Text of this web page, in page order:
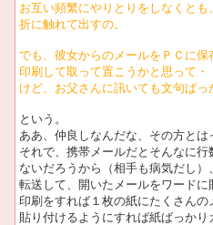
お互い頻繁にやりとりをしなくとも
折に触れて出すの。
でも、彼女からのメールをＰＣに保
印刷して取って置こうかと思って・
けど、お父さんに訊いても文句ばっ
という。
ああ、仲良しなんだな、その方とは
それで、携帯メールだとそんなに行
ないだろうから（相手も病気だし）
転送して、開いたメールをワードに
印刷をすれば１枚の紙にたくさんの
貼り付けるようにすれば紙ばっかり